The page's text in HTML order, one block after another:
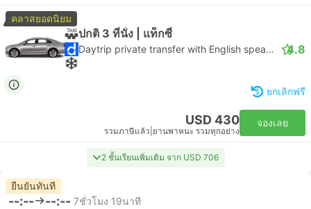
คลาสยอดนิยม
ปกติ 3 ที่นั่ง | แท็กซี่
Daytrip private transfer with English speaking driver 4.8
ยกเลิกฟรี
USD 430
รวมภาษีแล้ว ยานพาหนะ รวมทุกอย่าง
จองเลย
2 ชั้นเรียนเพิ่มเติม จาก USD 706
ยืนยันทันที
--:-- --:-- 7ชั่วโมง 19นาที